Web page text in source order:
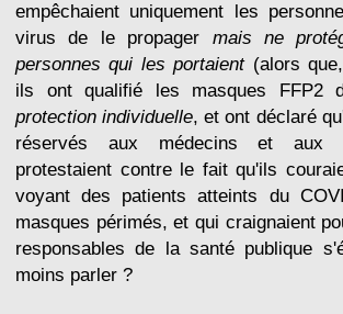
empêchaient uniquement les
virus de le propager mais ne
personnes qui les portaient(alors
ils ont qualifié les masques FFP2
protection individuelle, et ont déclaré
réservés aux médecins et aux
protestaient contre le fait qu'ils
voyant des patients atteints du
masques périmés, et qui craignaient
responsables de la santé publique
moins parler ?